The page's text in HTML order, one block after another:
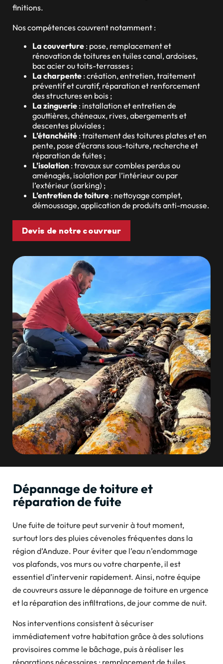
finitions.
Nos compétences couvrent notamment :
La couverture : pose, remplacement et
rénovation de toitures en tuiles canal, ardoises,
bac acier ou toits-terrasses ;
La charpente : création, entretien, traitement
préventif et curatif, réparation et renforcement
des structures en bois ;
La zinguerie : installation et entretien de
gouttières, chéneaux, rives, abergements et
descentes pluviales ;
L’étanchéité : traitement des toitures plates et en
pente, pose d’écrans sous-toiture, recherche et
réparation de fuites ;
L’isolation : travaux sur combles perdus ou
aménagés, isolation par l’intérieur ou par
l’extérieur (sarking) ;
L’entretien de toiture : nettoyage complet,
démoussage, application de produits anti-mousse.
Devis de notre couvreur
Dépannage de toiture et
réparation de fuite
Une fuite de toiture peut survenir à tout moment,
surtout lors des pluies cévenoles fréquentes dans la
région d’Anduze. Pour éviter que l’eau n’endommage
vos plafonds, vos murs ou votre charpente, il est
essentiel d’intervenir rapidement. Ainsi, notre équipe
de couvreurs assure le dépannage de toiture en urgence
et la réparation des infiltrations, de jour comme de nuit.
Nos interventions consistent à sécuriser
immédiatement votre habitation grâce à des solutions
provisoires comme le bâchage, puis à réaliser les
réparations nécessaires : remplacement de tuiles